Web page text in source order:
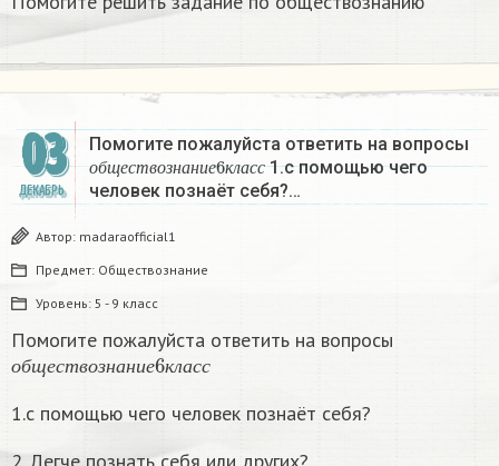
03
ДЕКАБРЬ
Помогите пожалуйста ответить на вопросы
о б щ е с т в о зн а н и е класс
б ни е ла
1.с помощью чего
человек познаёт себя?…
Автор: madaraofficial1
Предмет: Обществознание
Уровень: 5 - 9 класс
Помогите пожалуйста ответить на вопросы
о б щ е с т в о з н а н и е класс
общест во знание6класс
1.с помощью чего человек познаёт себя?